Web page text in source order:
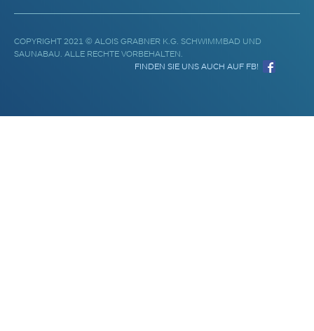
COPYRIGHT 2021 © ALOIS GRABNER K.G. SCHWIMMBAD UND
SAUNABAU. ALLE RECHTE VORBEHALTEN.
FINDEN SIE UNS AUCH AUF FB!